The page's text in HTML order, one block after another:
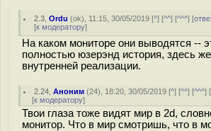
2.3 ,Ordu (ok), 11:15, 30/05/2019 [^] [^^] [^^^] [
[к модератору]
На каком мониторе они выводятся --
полностью юзерэнд история, здесь
внутренней реализации.
2.24 ,Аноним (24), 18:20, 30/05/2019 [^] [^^] [^^^] [
[к модератору]
Твои глаза тоже видят мир в 2d,
монитор. Что в мир смотришь, что в